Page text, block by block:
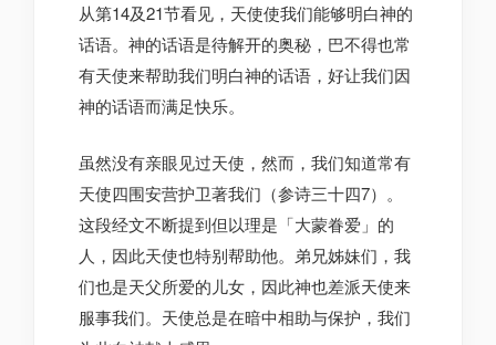
从第14及21节看见，天使使我们能够明白神的
话语。神的话语是待解开的奥秘，巴不得也常
有天使来帮助我们明白神的话语，好让我们因
神的话语而满足快乐。
虽然没有亲眼见过天使，然而，我们知道常有
天使四围安营护卫著我们（参诗三十四7）。
这段经文不断提到但以理是「大蒙眷爱」的
人，因此天使也特别帮助他。弟兄姊妹们，我
们也是天父所爱的儿女，因此神也差派天使来
服事我们。天使总是在暗中相助与保护，我们